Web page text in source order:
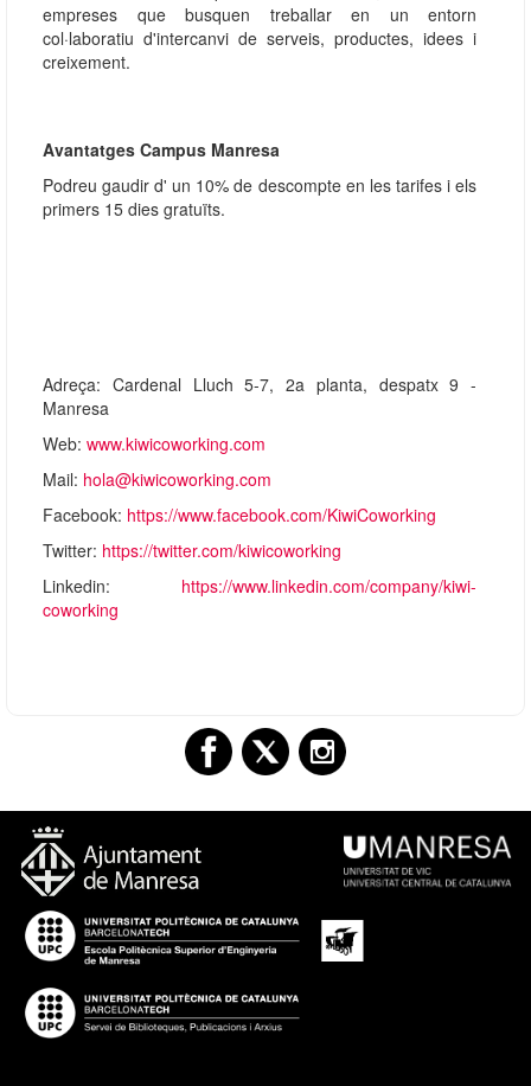
empreses que busquen treballar en un entorn
col·laboratiu d'intercanvi de serveis, productes, idees i
creixement.
Avantatges Campus Manresa
Podreu gaudir d' un 10% de descompte en les tarifes i els
primers 15 dies gratuïts.
Adreça: Cardenal Lluch 5-7, 2a planta, despatx 9 -
Manresa
Web: www.kiwicoworking.com
Mail: hola@kiwicoworking.com
Facebook: https://www.facebook.com/KiwiCoworking
Twitter: https://twitter.com/kiwicoworking
Linkedin: https://www.linkedin.com/company/kiwi-
coworking